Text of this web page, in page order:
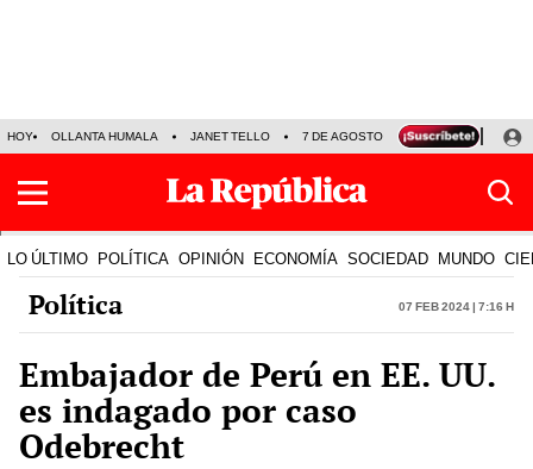
HOY OLLANTA HUMALA JANET TELLO 7 DE AGOSTO TINKA RESULTADOS
LO ÚLTIMO POLÍTICA OPINIÓN ECONOMÍA SOCIEDAD MUNDO
Política 07 Feb 2024 | 7:16 h
Embajador de Perú en EE. UU.
es indagado por caso
Odebrecht